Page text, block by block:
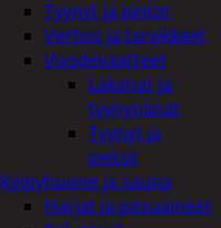
Tyynyt ja peitot
Verhot ja tarvikkeet
Vuodevaatteet
Lakanat ja
tyynynlinat
Tyynyt ja
peitot
Kylpyhuone ja sauna
Harjat ja pesuaineet